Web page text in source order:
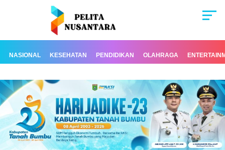
NASIONAL KESEHATAN PENDIDIKAN OLAHRAGA